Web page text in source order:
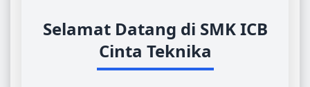
Selamat Datang di SMK ICB
Cinta Teknika